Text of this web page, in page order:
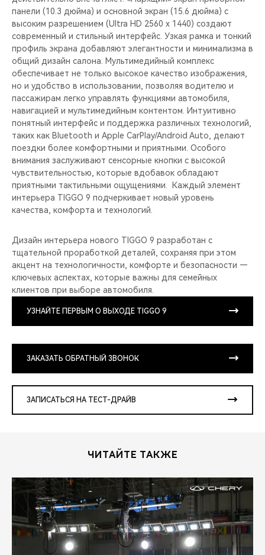
панели (10.3 дюйма) и основной экран (15.6 дюйма) с
высоким разрешением (Ultra HD 2560 x 1440) создают
современный и стильный интерфейс. Узкая рамка и тонкий
профиль экрана добавляют элегантности и минимализма в
общий дизайн салона. Мультимедийный комплекс
обеспечивает не только высокое качество изображения,
но и удобство в использовании, позволяя водителю и
пассажирам легко управлять функциями автомобиля,
навигацией и мультимедийным контентом. Интуитивно
понятный интерфейс и поддержка различных технологий,
таких как Bluetooth и Apple CarPlay/Android Auto, делают
поездки более комфортными и приятными. Особого
внимания заслуживают сенсорные кнопки c высокой
чувствительностью, которые вдобавок обладают
приятными тактильными ощущениями. Каждый элемент
интерьера TIGGO 9 подчеркивает новый уровень
качества, комфорта и технологий.
Дизайн интерьера нового TIGGO 9 разработан с
тщательной проработкой деталей, сохраняя при этом
акцент на технологичности, комфорте и безопасности —
ключевых аспектах, которые важны для семейных
клиентов при выборе автомобиля.
УЗНАЙТЕ ПЕРВЫМ О ВЫХОДЕ TIGGO 9
ЗАКАЗАТЬ ОБРАТНЫЙ ЗВОНОК
ЗАПИСАТЬСЯ НА ТЕСТ-ДРАЙВ
ЧИТАЙТЕ ТАКЖЕ